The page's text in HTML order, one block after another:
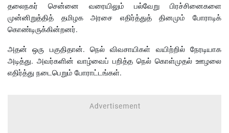
தலைநகர் சென்னை வரையிலும் பல்வேறு பிரச்சினைகளை
முன்னிறுத்தித் தமிழக அரசை எதிர்த்துத் தினமும் போராடிக்
கொண்டிருக்கின்றனர்.
அதன் ஒரு பகுதிதான். நெல் விவசாயிகள் வயிற்றில் நேரடியாக
அடித்து. அவர்களின் வாழ்வைப் பறித்த நெல் கொள்முதல் ஊழலை
எதிர்த்து நடைபெறும் போராட்டங்கள்.